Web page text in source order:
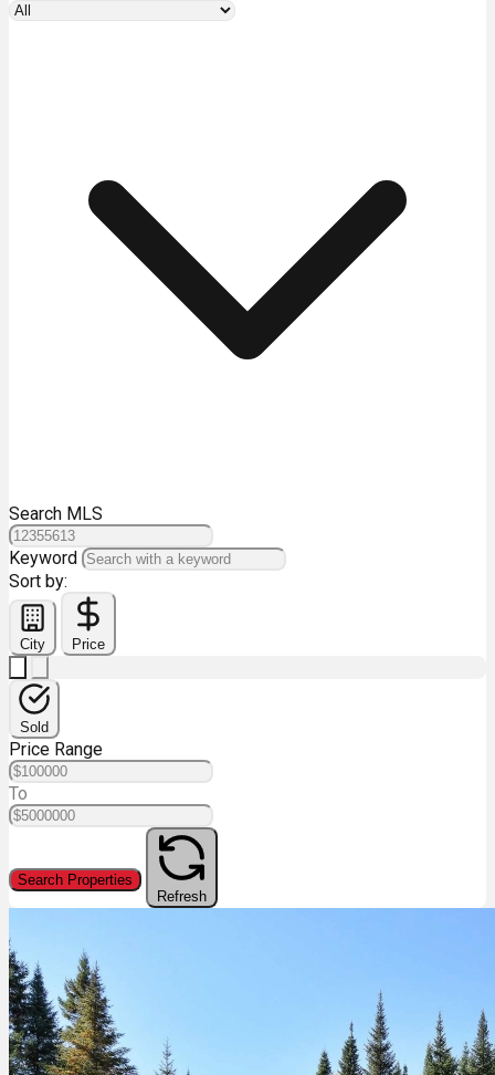
Search MLS
Keyword
Sort by:
City Price
Sold
Price Range
To
Search Properties
Refresh